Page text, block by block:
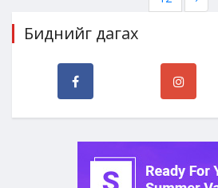
Биднийг дагах